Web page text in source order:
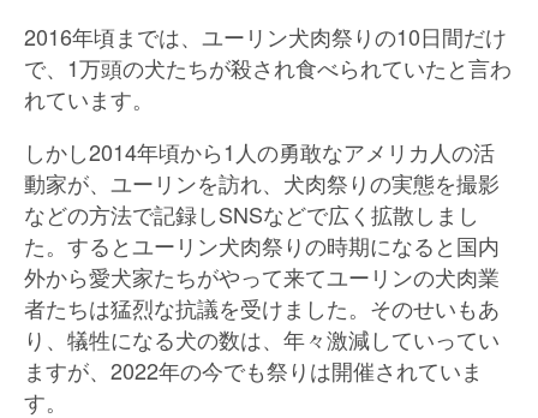
2016年頃までは、ユーリン犬肉祭りの10日間だけ
で、1万頭の犬たちが殺され食べられていたと言わ
れています。
しかし2014年頃から1人の勇敢なアメリカ人の活
動家が、ユーリンを訪れ、犬肉祭りの実態を撮影
などの方法で記録しSNSなどで広く拡散しまし
た。するとユーリン犬肉祭りの時期になると国内
外から愛犬家たちがやって来てユーリンの犬肉業
者たちは猛烈な抗議を受けました。そのせいもあ
り、犠牲になる犬の数は、年々激減していってい
ますが、2022年の今でも祭りは開催されていま
す。